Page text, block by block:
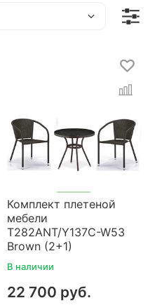
Комплект плетеной
мебели
T282ANT/Y137C-W53
Brown (2+1)
В наличии
22 700 руб.